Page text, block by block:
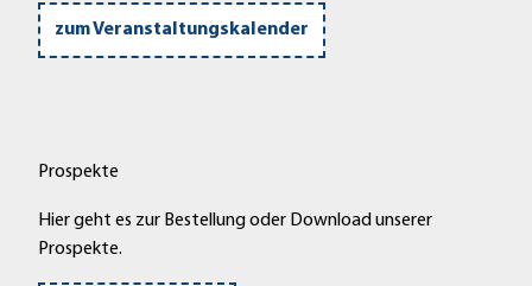
zum Veranstaltungskalender
Prospekte
Hier geht es zur Bestellung oder Download unserer
Prospekte.